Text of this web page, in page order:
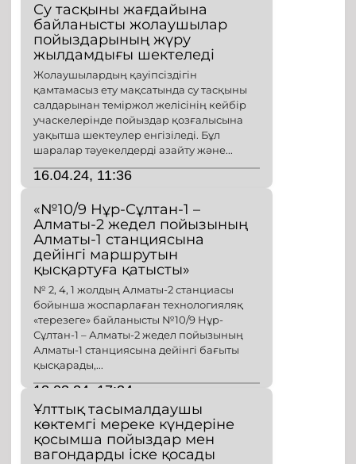
Су тасқыны жағдайына
байланысты жолаушылар
пойыздарының жүру
жылдамдығы шектеледі
Жолаушылардың қауіпсіздігін
қамтамасыз ету мақсатында су тасқыны
салдарынан теміржол желісінің кейбір
учаскелерінде пойыздар қозғалысына
уақытша шектеулер енгізіледі. Бұл
шаралар тәуекелдерді азайту және...
16.04.24, 11:36
«№10/9 Нұр-Сұлтан-1 –
Алматы-2 жедел пойызының
Алматы-1 станциясына
дейінгі маршрутын
қысқартуға қатысты»
№ 2, 4, 1 жолдың Алматы-2 станциасы
бойынша жоспарлаған технологияляқ
«терезеге» байланысты №10/9 Нұр-
Сұлтан-1 – Алматы-2 жедел пойызының
Алматы-1 станциясына дейінгі бағыты
қысқарады,...
13.03.24, 17:24
Ұлттық тасымалдаушы
көктемгі мереке күндеріне
қосымша пойыздар мен
вагондарды іске қосады